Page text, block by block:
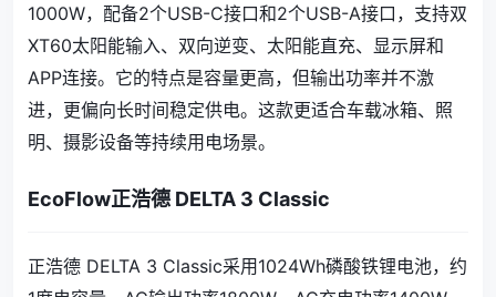
1000W，配备2个USB-C接口和2个USB-A接口，支持双
XT60太阳能输入、双向逆变、太阳能直充、显示屏和
APP连接。它的特点是容量更高，但输出功率并不激
进，更偏向长时间稳定供电。这款更适合车载冰箱、照
明、摄影设备等持续用电场景。
EcoFlow正浩德 DELTA 3 Classic
正浩德 DELTA 3 Classic采用1024Wh磷酸铁锂电池，约